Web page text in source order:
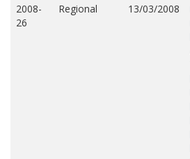
2008-
26
Regional 13/03/2008